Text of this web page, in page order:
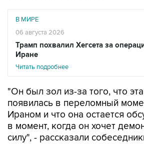
В МИРЕ
06 августа 2026
Трамп похвалил Хегсета за
Иране
Читать подробнее
"Он был зол из-за того, что
появилась в переломный
Ираном и что она остается
в момент, когда он хочет
силу", - рассказали